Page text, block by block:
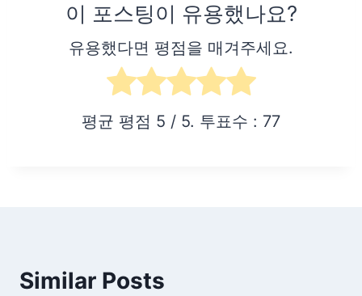
이 포스팅이 유용했나요?
유용했다면 평점을 매겨주세요.
평균 평점 5 / 5. 투표수 : 77
Similar Posts